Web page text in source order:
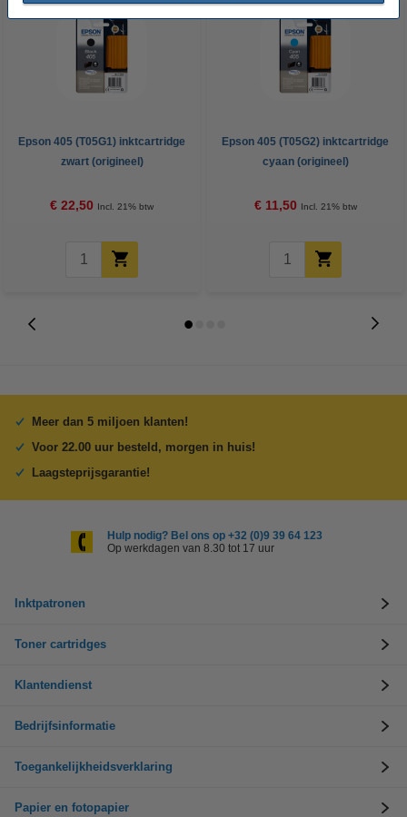
Epson 405 (T05G1) inktcartridge
zwart (origineel)
€ 22,50 Incl. 21% btw
Epson 405 (T05G2) inktcartridge
cyaan (origineel)
€ 11,50 Incl. 21% btw
Meer dan 5 miljoen klanten!
Voor 22.00 uur besteld, morgen in huis!
Laagsteprijsgarantie!
Hulp nodig? Bel ons op +32 (0)9 39 64 123
Op werkdagen van 8.30 tot 17 uur
Inktpatronen
Toner cartridges
Klantendienst
Bedrijfsinformatie
Toegankelijkheidsverklaring
Papier en fotopapier